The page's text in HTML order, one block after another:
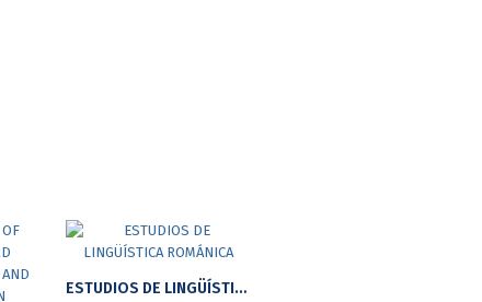
ESTUDIOS DE LINGÜÍSTICA ROMÁNICA